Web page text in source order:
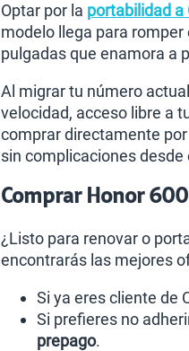
Optar por la portabilidad a
modelo llega para
pulgadas que enamora a
Al migrar tu número
velocidad, acceso libre a
comprar directamente
sin complicaciones desde
Comprar Honor
¿Listo para renovar o
encontrarás las mejores
Si ya eres cliente de
Si prefieres no
prepago.